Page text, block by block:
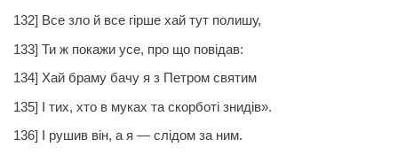
132] Все зло й все гірше хай тут полишу,
133] Ти ж покажи усе, про що повідав:
134] Хай браму бачу я з Петром святим
135] І тих, хто в муках та скорботі знидів».
136] І рушив він, а я — слідом за ним.